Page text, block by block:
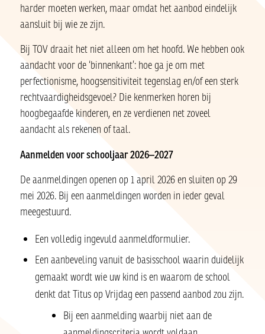
harder moeten werken, maar omdat het aanbod eindelijk
aansluit bij wie ze zijn.
Bij TOV draait het niet alleen om het hoofd. We hebben ook
aandacht voor de ‘binnenkant’: hoe ga je om met
perfectionisme, hoogsensitiviteit tegenslag en/of een sterk
rechtvaardigheidsgevoel? Die kenmerken horen bij
hoogbegaafde kinderen, en ze verdienen net zoveel
aandacht als rekenen of taal.
Aanmelden voor schooljaar 2026–2027
De aanmeldingen openen op 1 april 2026 en sluiten op 29
mei 2026. Bij een aanmeldingen worden in ieder geval
meegestuurd.
Een volledig ingevuld aanmeldformulier.
Een aanbeveling vanuit de basisschool waarin duidelijk
gemaakt wordt wie uw kind is en waarom de school
denkt dat Titus op Vrijdag een passend aanbod zou zijn.
Bij een aanmelding waarbij niet aan de